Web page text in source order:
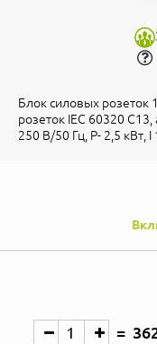
Блок силовых розеток
розеток IEC 60320
250 В/50 Гц, P- 2,5 кВт,